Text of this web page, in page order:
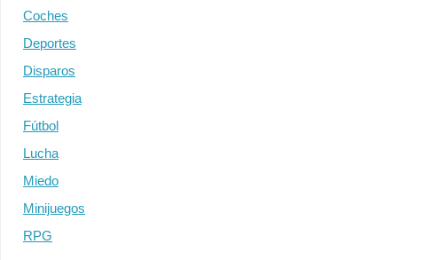
Coches
Deportes
Disparos
Estrategia
Fútbol
Lucha
Miedo
Minijuegos
RPG